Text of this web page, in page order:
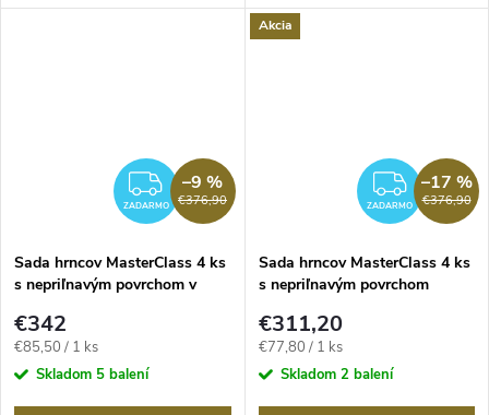
ZADARMO
ZADARMO €376,90
–9 %
Sada hrncov MasterClass 4 ks
s nepriľnavým povrchom v
€342
Jednotková
cena:
€85,50 / 1 ks
Skladom 5 balení
Akcia
ZADARMO €376,90
–17 %
Sada hrncov MasterClass 4 ks
s nepriľnavým povrchom
€311,20
Jednotková
cena:
€77,80 / 1 ks
Skladom 2 balení